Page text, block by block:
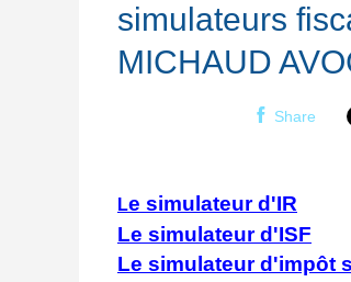
simulateurs
MICHAUD
Share
Le simulateur d'IR
Le simulateur d'ISF
Le simulateur d'impôt